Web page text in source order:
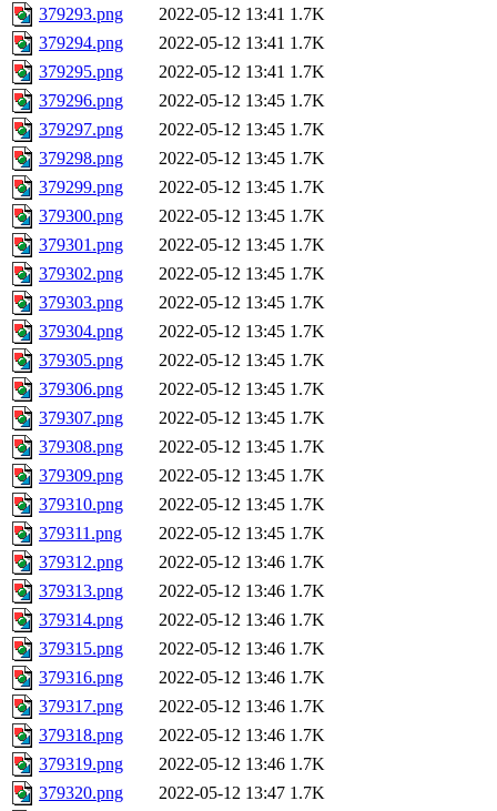
379293.png
2022-05-12 13:41 1.7K
379294.png
2022-05-12 13:41 1.7K
379295.png
2022-05-12 13:41 1.7K
379296.png
2022-05-12 13:45 1.7K
379297.png
2022-05-12 13:45 1.7K
379298.png
2022-05-12 13:45 1.7K
379299.png
2022-05-12 13:45 1.7K
379300.png
2022-05-12 13:45 1.7K
379301.png
2022-05-12 13:45 1.7K
379302.png
2022-05-12 13:45 1.7K
379303.png
2022-05-12 13:45 1.7K
379304.png
2022-05-12 13:45 1.7K
379305.png
2022-05-12 13:45 1.7K
379306.png
2022-05-12 13:45 1.7K
379307.png
2022-05-12 13:45 1.7K
379308.png
2022-05-12 13:45 1.7K
379309.png
2022-05-12 13:45 1.7K
379310.png
2022-05-12 13:45 1.7K
379311.png
2022-05-12 13:45 1.7K
379312.png
2022-05-12 13:46 1.7K
379313.png
2022-05-12 13:46 1.7K
379314.png
2022-05-12 13:46 1.7K
379315.png
2022-05-12 13:46 1.7K
379316.png
2022-05-12 13:46 1.7K
379317.png
2022-05-12 13:46 1.7K
379318.png
2022-05-12 13:46 1.7K
379319.png
2022-05-12 13:46 1.7K
379320.png
2022-05-12 13:47 1.7K